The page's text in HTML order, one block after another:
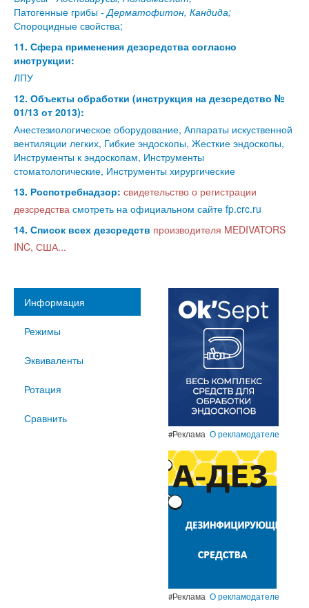
Патогенные грибы -Дерматофитон, Кандида;
Спороцидные свойства;
11. Сфера применения дезсредства согласно
инструкции:
ЛПУ
12. Объекты обработки (инструкция на дезсредство №
01/13 от 2013):
Анестезиологическое оборудование, Аппараты искуственной
вентиляции легких, Гибкие эндоскопы, Жесткие эндоскопы,
Инструменты к эндоскопам, Инструменты
стоматологические, Инструменты хирургические
13. Роспотребнадзор: свидетельство о регистрации
дезсредства смотреть на официальном сайте fp.crc.ru
14. Список всех дезсредств производителя MEDIVATORS
INC, США...
Информация
Режимы
Эквиваленты
Ротация
Сравнить
#Реклама О рекламодателе
#Реклама О рекламодателе